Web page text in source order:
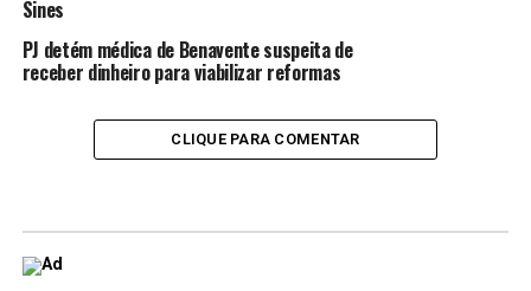
Sines
PJ detém médica de Benavente suspeita de
receber dinheiro para viabilizar reformas
CLIQUE PARA COMENTAR